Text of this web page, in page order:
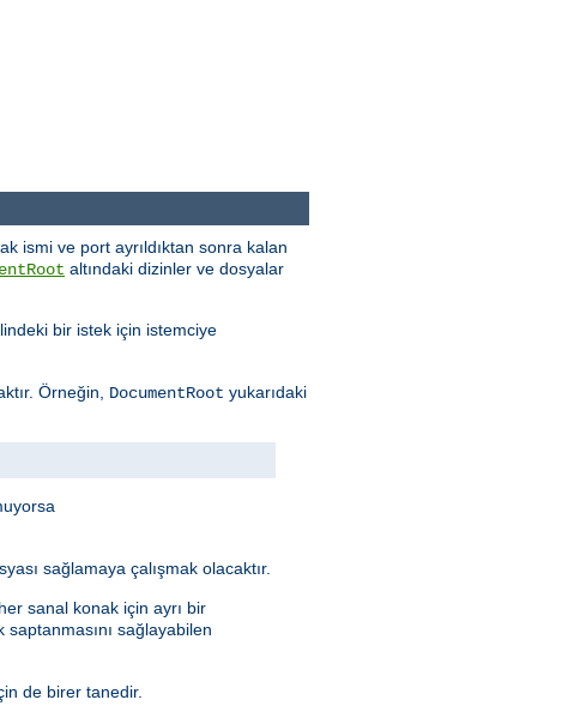
ismi ve port ayrıldıktan sonra kalan
altındaki dizinler ve dosyalar
bir istek için istemciye
Örneğin, DocumentRoot yukarıdaki
sağlamaya çalışmak olacaktır.
sanal konak için ayrı bir
sağlayabilen
de birer tanedir.